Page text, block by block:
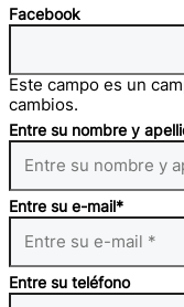
Facebook
Este campo es un
cambios.
Entre su nombre y
Entre su e-mail*
Entre su teléfono